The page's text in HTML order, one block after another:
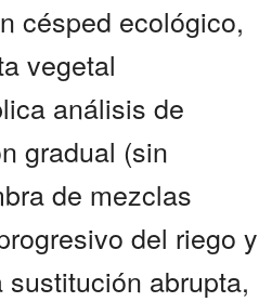
césped ecológico,
vegetal
análisis de
gradual (sin
de mezclas
del riego y
abrupta,